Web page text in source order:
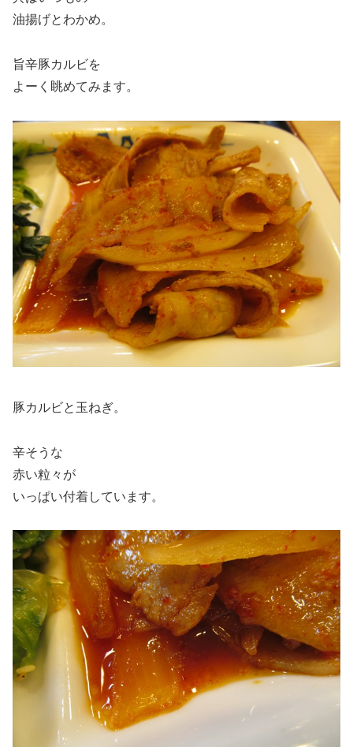
油揚げとわかめ。
旨辛豚カルビを
よーく眺めてみます。
豚カルビと玉ねぎ。
辛そうな
赤い粒々が
いっぱい付着しています。